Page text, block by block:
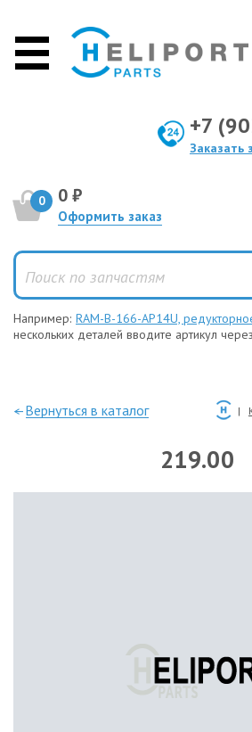
+7
Заказать
0 0 ₽
Оформить заказ
Например: RAM-B-166-AP14U,
нескольких деталей вводите артикул
—Вернуться в каталог
219.00